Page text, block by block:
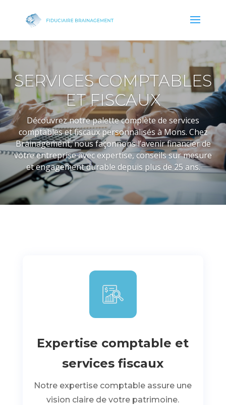
SERVICES COMPTABLES
ET FISCAUX
Découvrez notre palette complète de services
comptables et fiscaux personnalisés à Mons. Chez
Brainagement, nous façonnons l’avenir financier de
votre entreprise avec expertise, conseils sur mesure
et engagement durable depuis plus de 25 ans.
Expertise comptable et
services fiscaux
Notre expertise comptable assure une
vision claire de votre patrimoine.